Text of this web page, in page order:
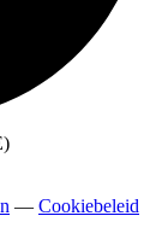
— Cookiebeleid